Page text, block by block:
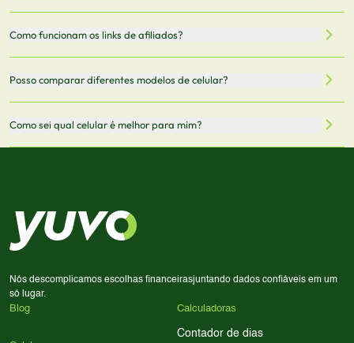
5G.
vendedor antes de finalizar sua compra.
informações mais recentes de cada modelo.
Como funcionam os links de afiliados?
comissão sem custo adicional para você.
Posso comparar diferentes modelos de celular?
Sim! Você pode selecionar até 3 celulares para comparar
Como sei qual celular é melhor para mim?
processador e bateria são essenciais. Use nossos filtros
para encontrar o celular ideal.
Nós descomplicamos escolhas financeirasjuntando dados confiáveis em um
só lugar.
Blog Calculadoras
Contador de dias